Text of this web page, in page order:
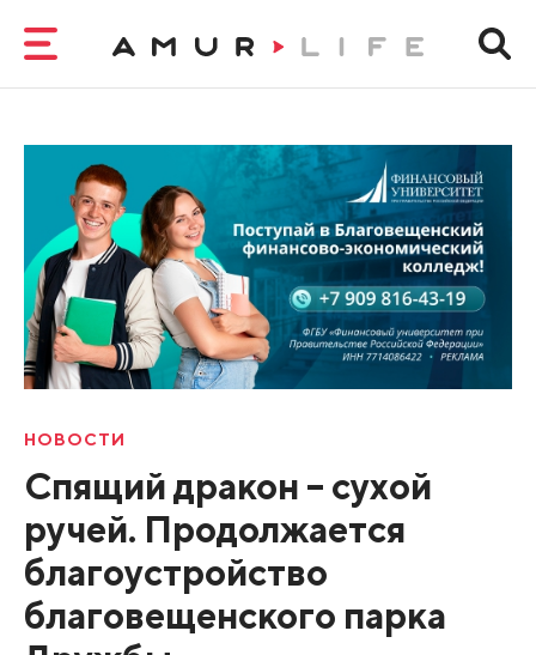
НОВОСТИ
Спящий дракон – сухой
ручей. Продолжается
благоустройство
благовещенского парка